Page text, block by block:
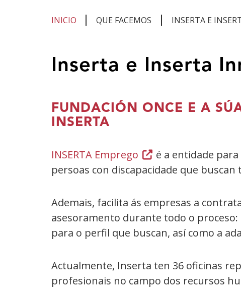
INICIO QUE FACEMOS INSERTA E
Inserta e Inserta
FUNDACIÓN ONCE E A
INSERTA
INSERTA Emprego (Abrir
nunha
nova)
é a entidade
persoas con discapacidade que
Ademais, facilita ás empresas a
asesoramento durante todo o
para o perfil que buscan, así como a
Actualmente, Inserta ten 36 oficinas
profesionais no campo dos recursos